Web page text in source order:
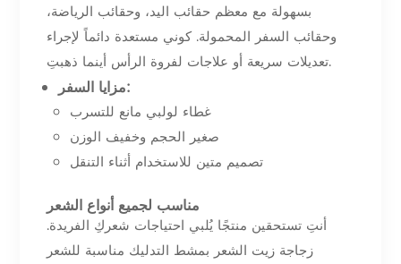
بسهولة مع معظم حقائب اليد، وحقائب الرياضة،
وحقائب السفر المحمولة. كوني مستعدة دائماً لإجراء
تعديلات سريعة أو علاجات لفروة الرأس أينما ذهبتِ.
مزايا السفر:
غطاء لولبي مانع للتسرب
صغير الحجم وخفيف الوزن
تصميم متين للاستخدام أثناء التنقل
مناسب لجميع أنواع الشعر
أنتِ تستحقين منتجًا يُلبي احتياجات شعركِ الفريدة.
زجاجة زيت الشعر بمشط التدليك مناسبة للشعر